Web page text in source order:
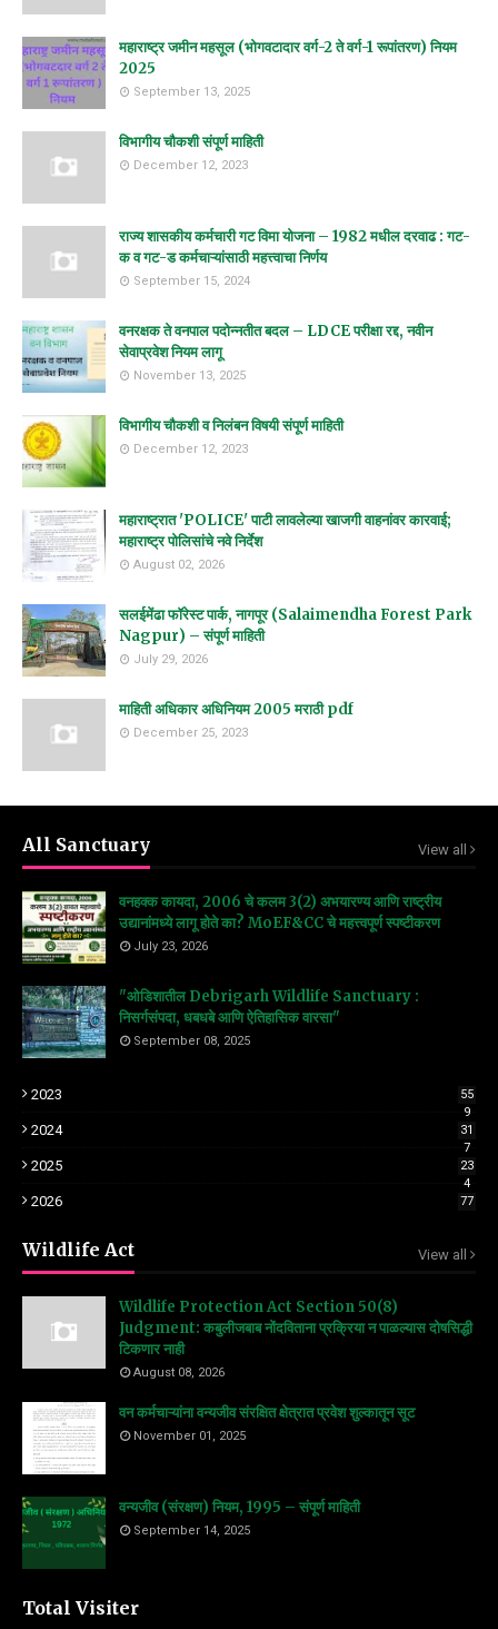
महाराष्ट्र जमीन महसूल (भोगवटादार वर्ग-2 ते वर्ग-1 रूपांतरण) नियम
2025
September 13, 2025
विभागीय चौकशी संपूर्ण माहिती
December 12, 2023
राज्य शासकीय कर्मचारी गट विमा योजना – 1982 मधील दरवाढ : गट-
क व गट-ड कर्मचाऱ्यांसाठी महत्त्वाचा निर्णय
September 15, 2024
वनरक्षक ते वनपाल पदोन्नतीत बदल – LDCE परीक्षा रद्द, नवीन
सेवाप्रवेश नियम लागू
November 13, 2025
विभागीय चौकशी व निलंबन विषयी संपूर्ण माहिती
December 12, 2023
महाराष्ट्रात 'POLICE' पाटी लावलेल्या खाजगी वाहनांवर कारवाई;
महाराष्ट्र पोलिसांचे नवे निर्देश
August 02, 2026
सलईमेंढा फॉरेस्ट पार्क, नागपूर (Salaimendha Forest Park
Nagpur) – संपूर्ण माहिती
July 29, 2026
माहिती अधिकार अधिनियम 2005 मराठी pdf
December 25, 2023
All Sanctuary View all
वनहक्क कायदा, 2006 चे कलम 3(2) अभयारण्य आणि राष्ट्रीय
उद्यानांमध्ये लागू होते का? MoEF&CC चे महत्त्वपूर्ण स्पष्टीकरण
July 23, 2026
"ओडिशातील Debrigarh Wildlife Sanctuary :
निसर्गसंपदा, धबधबे आणि ऐतिहासिक वारसा"
September 08, 2025
2023
55
9
2024
31
7
2025
23
4
2026 77
Wildlife Act View all
Wildlife Protection Act Section 50(8)
Judgment: कबुलीजबाब नोंदविताना प्रक्रिया न पाळल्यास दोषसिद्धी
टिकणार नाही
August 08, 2026
वन कर्मचाऱ्यांना वन्यजीव संरक्षित क्षेत्रात प्रवेश शुल्कातून सूट
November 01, 2025
वन्यजीव (संरक्षण) नियम, 1995 – संपूर्ण माहिती
September 14, 2025
Total Visiter